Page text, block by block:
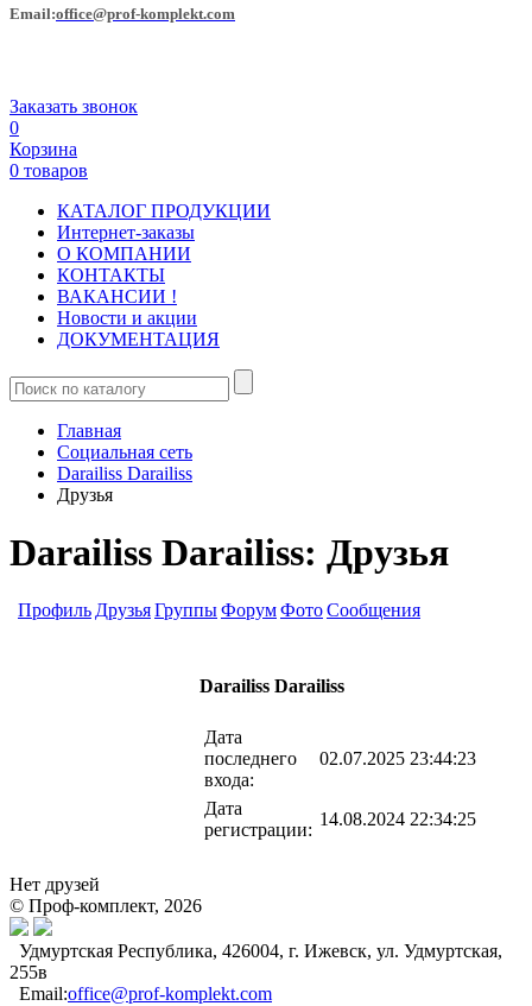
Еmail:office@prof-komplekt.com
Заказать звонок
0
Корзина
0 товаров
КАТАЛОГ ПРОДУКЦИИ
Интернет-заказы
О КОМПАНИИ
КОНТАКТЫ
ВАКАНСИИ !
Новости и акции
ДОКУМЕНТАЦИЯ
Главная
Социальная сеть
Darailiss Darailiss
Друзья
Darailiss Darailiss: Друзья
ПрофильДрузьяГруппыФорумФотоСообщения
Darailiss Darailiss
Дата
последнего
входа:
02.07.2025 23:44:23
Дата
регистрации:
14.08.2024 22:34:25
Нет друзей
© Проф-комплект, 2026
Удмуртская Республика, 426004, г. Ижевск, ул. Удмуртская,
255в
Email:office@prof-komplekt.com